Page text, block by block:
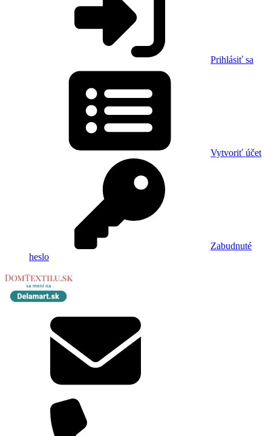
Prihlásiť sa
Vytvoriť účet
Zabudnuté
heslo